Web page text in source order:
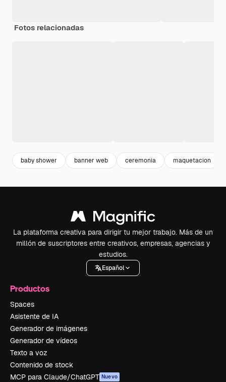
Fotos relacionadas
baby shower banner web ceremonia maquetacion
La plataforma creativa para dirigir tu mejor trabajo. Más de un
millón de suscriptores entre creativos, empresas, agencias y
estudios.
Español
Productos
Spaces
Asistente de IA
Generador de imágenes
Generador de vídeos
Texto a voz
Contenido de stock
MCP para Claude/ChatGPT Nuevo